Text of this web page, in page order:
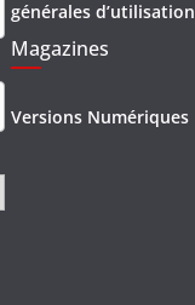
générales d’utilisation
Magazines
Versions Numériques